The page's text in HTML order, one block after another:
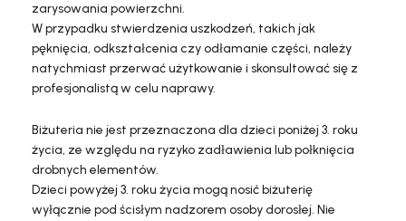
zarysowania powierzchni.
W przypadku stwierdzenia uszkodzeń, takich jak
pęknięcia, odkształcenia czy odłamanie części, należy
natychmiast przerwać użytkowanie i skonsultować się z
profesjonalistą w celu naprawy.
Biżuteria nie jest przeznaczona dla dzieci poniżej 3. roku
życia, ze względu na ryzyko zadławienia lub połknięcia
drobnych elementów.
Dzieci powyżej 3. roku życia mogą nosić biżuterię
wyłącznie pod ścisłym nadzorem osoby dorosłej. Nie